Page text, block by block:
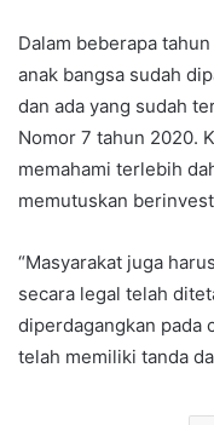
Dalam beberapa
anak bangsa sudah
dan ada yang sudah
Nomor 7 tahun 2020.
memahami terlebih
memutuskan
“Masyarakat juga
secara legal telah
diperdagangkan pada
telah memiliki tanda